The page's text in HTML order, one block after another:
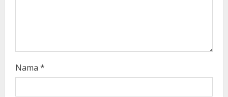
Nama *